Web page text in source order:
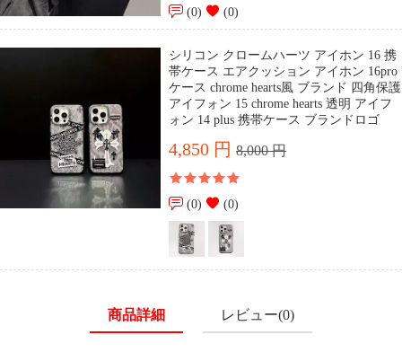
(0) (0)
シリコン クロームハーツ アイホン 16 携
帯ケース エアクッション アイホン 16pro
ケース chrome hearts風 ブランド 四角保護
アイフォン 15 chrome hearts 透明 アイフ
ォン 14 plus 携帯ケース ブランドロゴ
4,850 円8,000 円
(0) (0)
商品詳細 レビュー(0)